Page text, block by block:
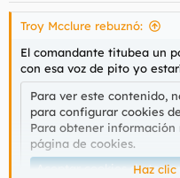
Troy Mcclure rebuznó:
El comandante titubea un
con esa voz de pito yo
Para ver este contenido,
para configurar cookies
Para obtener información
página de cookies.
Aceptar cookies deHaz